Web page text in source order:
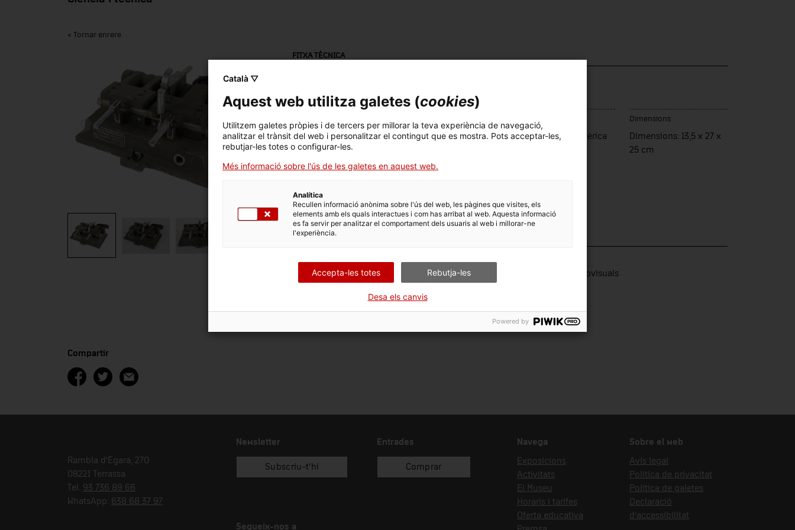
< Tornar enrere
FITXA TÈCNICA
empalmador de pel·lícules
17132 Primera meitat segle XX Estats Units d'Amèrica
Dimensions
Dimensions: 13,5 x 27 x
25 cm
niquelat, pintat, niquelat
DADES DEL MUSEU
Ciència i tècnica Tecnologies audiovisuals
Forma d'ingrés
Compartir
Rambla d'Ègara, 270
08221 Terrassa
Tel. 93 736 89 66
WhatsApp: 638 68 37 97
Newsletter
Subscriu-t'hi
Entrades
Comprar
Segueix-nos a
Navega
Exposicions
Activitats
El Museu
Horaris i tarifes
Oferta educativa
Sobre el web
Avís legal
Política de privacitat
Política de galetes
Declaració
d’accessibilitat
Català ▽
Aquest web utilitza galetes (cookies)
Utilitzem galetes pròpies i de tercers per millorar la teva experiència de navegació,
analitzar el trànsit del web i personalitzar el contingut que es mostra. Pots acceptar-les,
rebutjar-les totes o configurar-les.
Més informació sobre l'ús de les galetes en aquest web.
Analítica
Recullen informació anònima sobre l'ús del web, les pàgines que visites, els
elements amb els quals interactues i com has arribat al web. Aquesta informació
es fa servir per analitzar el comportament dels usuaris al web i millorar-ne
l'experiència.
Accepta-les totes Rebutja-les
Desa els canvis
Powered by